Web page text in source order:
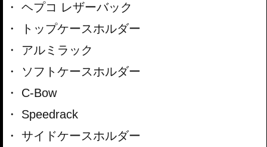
ヘプコ レザーバック
トップケースホルダー
アルミラック
ソフトケースホルダー
C-Bow
Speedrack
サイドケースホルダー